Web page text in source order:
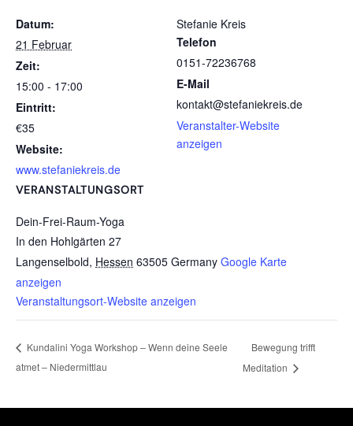
Datum:
21 Februar
Zeit:
15:00 - 17:00
Eintritt:
€35
Website:
www.stefaniekreis.de
VERANSTALTUNGSORT
Dein-Frei-Raum-Yoga
In den Hohlgärten 27
Langenselbold, Hessen 63505 Germany Google Karte
anzeigen
Veranstaltungsort-Website anzeigen
Stefanie Kreis
Telefon
0151-72236768
E-Mail
kontakt@stefaniekreis.de
Veranstalter-Website
anzeigen
Kundalini Yoga Workshop – Wenn deine Seele
atmet – Niedermittlau
Bewegung trifft
Meditation